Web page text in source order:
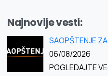
Najnovije vesti:
SAOPŠTENJE
06/08/2026
POGLEDAJTE